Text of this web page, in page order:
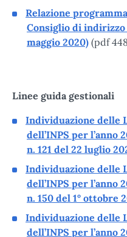
Relazione
Consiglio di indirizzo
maggio 2020) (pdf
Linee guida gestionali
Individuazione delle
dell’INPS per l’anno
n. 121 del 22 luglio
Individuazione delle
dell’INPS per l’anno
n. 150 del 1° ottobre
Individuazione delle
dell’INPS per l’anno